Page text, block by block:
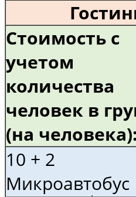
Стоимость с
учетом
количества
человек в
(на человека):
10 + 2
Микроавтобус